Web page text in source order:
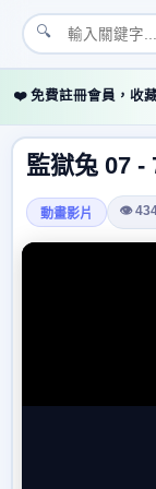
🔍
❤️ 免費註冊會員，收
監獄兔 07 -
動畫影片 👁